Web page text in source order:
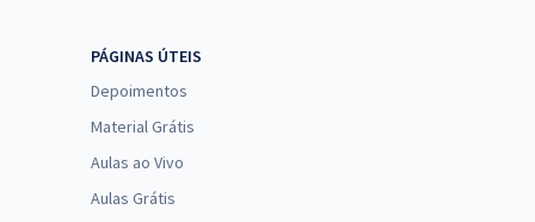
PÁGINAS ÚTEIS
Depoimentos
Material Grátis
Aulas ao Vivo
Aulas Grátis